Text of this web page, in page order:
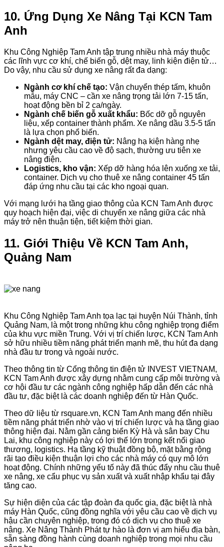
10. Ứng Dụng Xe Nâng Tại KCN Tam
Anh
Khu Công Nghiệp Tam Anh tập trung nhiều nhà máy thuộc
các lĩnh vực cơ khí, chế biến gỗ, dệt may, linh kiện điện tử…
Do vậy, nhu cầu sử dụng xe nâng rất đa dạng:
Ngành cơ khí chế tạo: Vận chuyển thép tấm, khuôn
mẫu, máy CNC – cần xe nâng trọng tải lớn 7-15 tấn,
hoạt động bền bỉ 2 ca/ngày.
Ngành chế biến gỗ xuất khẩu: Bốc dỡ gỗ nguyên
liệu, xếp container thành phẩm. Xe nâng dầu 3.5-5 tấn
là lựa chọn phổ biến.
Ngành dệt may, điện tử: Nâng hạ kiện hàng nhẹ
nhưng yêu cầu cao về độ sạch, thường ưu tiên xe
nâng điện.
Logistics, kho vận: Xếp dỡ hàng hóa lên xuống xe tải,
container. Dịch vụ cho thuê xe nâng container 45 tấn
đáp ứng nhu cầu tại các kho ngoại quan.
Với mạng lưới hạ tầng giao thông của KCN Tam Anh được
quy hoạch hiện đại, việc di chuyển xe nâng giữa các nhà
máy trở nên thuận tiện, tiết kiệm thời gian.
11. Giới Thiệu Về KCN Tam Anh,
Quảng Nam
Khu Công Nghiệp Tam Anh tọa lạc tại huyện Núi Thành, tỉnh
Quảng Nam, là một trong những khu công nghiệp trọng điểm
của khu vực miền Trung. Với vị trí chiến lược, KCN Tam Anh
sở hữu nhiều tiềm năng phát triển mạnh mẽ, thu hút đa dạng
nhà đầu tư trong và ngoài nước.
Theo thông tin từ Cổng thông tin điện tử INVEST VIETNAM,
KCN Tam Anh được xây dựng nhằm cung cấp môi trường và
cơ hội đầu tư các ngành công nghiệp hấp dẫn đến các nhà
đầu tư, đặc biệt là các doanh nghiệp đến từ Hàn Quốc.
Theo dữ liệu từ rsquare.vn, KCN Tam Anh mang đến nhiều
tiềm năng phát triển nhờ vào vị trí chiến lược và hạ tầng giao
thông hiện đại. Nằm gần cảng biển Kỳ Hà và sân bay Chu
Lai, khu công nghiệp này có lợi thế lớn trong kết nối giao
thương, logistics. Hạ tầng kỹ thuật đồng bộ, mặt bằng rộng
rãi tạo điều kiện thuận lợi cho các nhà máy có quy mô lớn
hoạt động. Chính những yếu tố này đã thúc đẩy nhu cầu thuê
xe nâng, xe cẩu phục vụ sản xuất và xuất nhập khẩu tại đây
tăng cao.
Sự hiện diện của các tập đoàn đa quốc gia, đặc biệt là nhà
máy Hàn Quốc, cũng đồng nghĩa với yêu cầu cao về dịch vụ
hậu cần chuyên nghiệp, trong đó có dịch vụ cho thuê xe
nâng. Xe Nâng Thành Phát tự hào là đơn vị am hiểu địa bàn,
sẵn sàng đồng hành cùng doanh nghiệp trong mọi nhu cầu